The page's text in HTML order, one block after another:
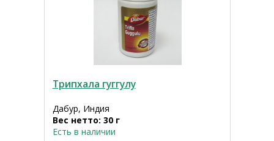
Трипхала гуггулу
Дабур, Индия
Вес нетто: 30 г
Есть в наличии